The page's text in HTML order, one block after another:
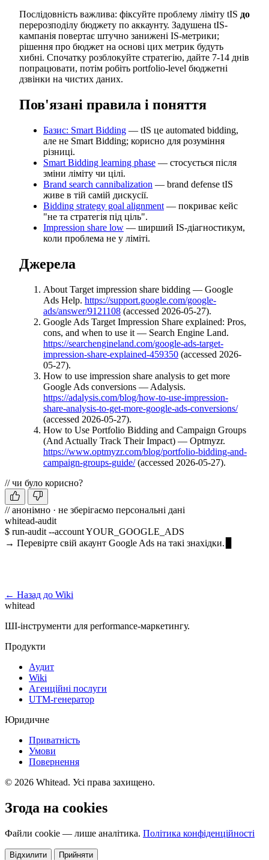
Послідовність важлива: фіксуйте проблему ліміту tIS до
перерозподілу бюджету по аккаунту. Задушена tIS-
кампанія повертає штучно занижені IS-метрики;
рішення про бюджет на основі цих метрик будуть
хибні. Спочатку розблокуйте стратегію, дайте 7-14 днів
попрацювати, потім робіть portfolio-level бюджетні
дзвінки на чистих даних.
Пов'язані правила і поняття
Базис: Smart Bidding — tIS це automated bidding,
але не Smart Bidding; корисно для розуміння
різниці.
Smart Bidding learning phase — стосується після
зміни ліміту чи цілі.
Brand search cannibalization — brand defense tIS
живе в тій самій дискусії.
Bidding strategy goal alignment — покриває кейс
"не та стратегія під ціль".
Impression share low — ширший IS-діагностикум,
коли проблема не у ліміті.
Джерела
About Target impression share bidding — Google
Ads Help. https://support.google.com/google-
ads/answer/9121108 (accessed 2026-05-27).
Google Ads Target Impression Share explained: Pros,
cons, and when to use it — Search Engine Land.
https://searchengineland.com/google-ads-target-
impression-share-explained-459350 (accessed 2026-
05-27).
How to use impression share analysis to get more
Google Ads conversions — Adalysis.
https://adalysis.com/blog/how-to-use-impression-
share-analysis-to-get-more-google-ads-conversions/
(accessed 2026-05-27).
How to Use Portfolio Bidding and Campaign Groups
(And Actually Track Their Impact) — Optmyzr.
https://www.optmyzr.com/blog/portfolio-bidding-and-
campaign-groups-guide/(accessed 2026-05-27).
// чи було корисно?
// анонімно · не зберігаємо персональні дані
whitead-audit
$ run-audit --account YOUR_GOOGLE_ADS
→ Перевірте свій акаунт Google Ads на такі знахідки.
← Назад до Wiki
whitead
ШІ-інструменти для performance-маркетингу.
Продукти
Аудит
Wiki
Агенційні послуги
UTM-генератор
Юридичне
Приватність
Умови
Повернення
© 2026 Whitead. Усі права захищено.
Згода на cookies
Файли cookie — лише аналітика. Політика конфіденційності
Відхилити Прийняти